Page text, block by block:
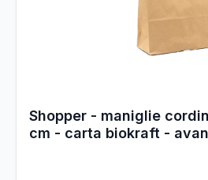
Shopper - maniglie
cm - carta biokraft -